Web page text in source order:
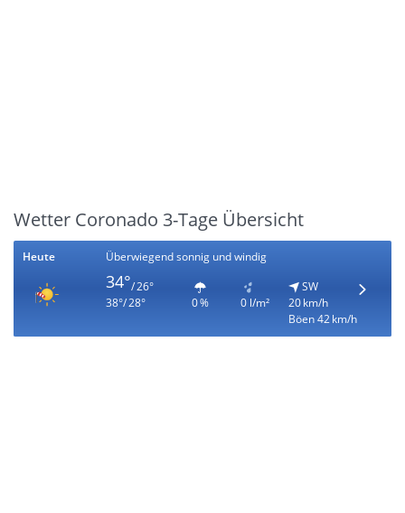
Wetter Coronado 3-Tage Übersicht
Heute Überwiegend sonnig und windig
34°/ 26°
38°/ 28°
0 % 0 l/m²
SW
20 km/h
Böen 42 km/h